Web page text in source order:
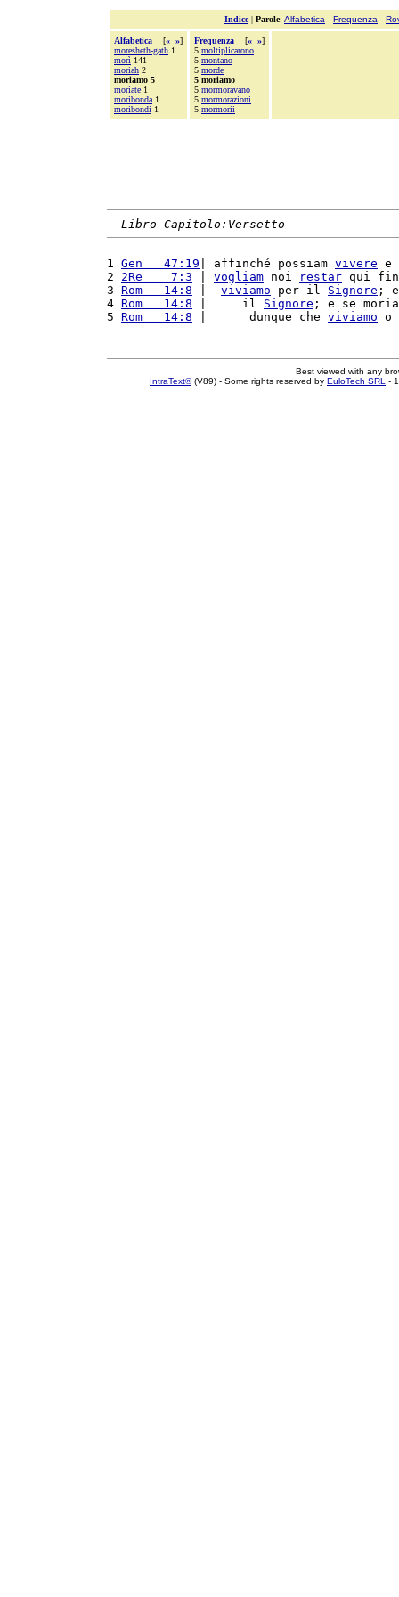
Indice| Parole: Alfabetica - Frequenza -
Alfabetica [« »]
moresheth-gath 1
morì 141
moriah 2
moriamo 5
moriate 1
moribonda 1
moribondi 1
Frequenza [« »]
5 moltiplicarono
5 montano
5 morde
5 moriamo
5 mormoravano
5 mormorazioni
5 mormorii
Libro Capitolo:Versetto
1 Gen   47:19 | affinché possiam vivere e
2 2Re    7:3 vogliam noi restar qui
3 Rom   14:8 viviamo per il Signore ;
4 Rom   14:8 |     il Signore ; e se
5 Rom   14:8 |      dunque che viviamo o
Best viewed with any
IntraText®(V89) - Some rights reserved by EuloTech SRL -